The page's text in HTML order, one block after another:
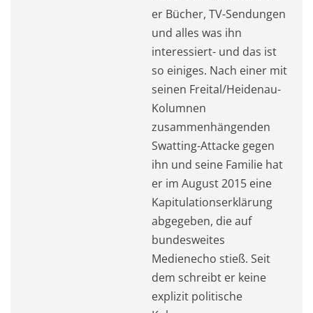
er Bücher, TV-Sendungen
und alles was ihn
interessiert- und das ist
so einiges. Nach einer mit
seinen Freital/Heidenau-
Kolumnen
zusammenhängenden
Swatting-Attacke gegen
ihn und seine Familie hat
er im August 2015 eine
Kapitulationserklärung
abgegeben, die auf
bundesweites
Medienecho stieß. Seit
dem schreibt er keine
explizit politische